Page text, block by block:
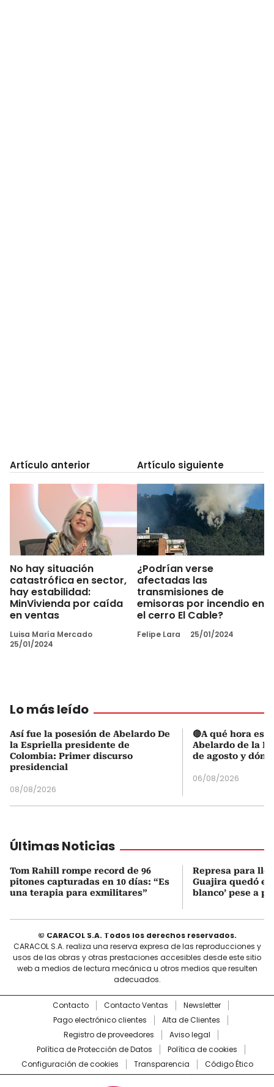
Artículo anterior
No hay situación
catastrófica en sector,
hay estabilidad:
MinVivienda por caída
en ventas
Luisa María Mercado
25/01/2024
Artículo siguiente
¿Podrían verse
afectadas las
transmisiones de
emisoras por incendio en
el cerro El Cable?
Felipe Lara 25/01/2024
Lo más leído
Así fue la posesión de Abelardo De
la Espriella presidente de
Colombia: Primer discurso
presidencial
08/08/2026
🔴A qué hora es
Abelardo de la
de agosto y
06/08/2026
Últimas Noticias
Tom Rahill rompe record de 96
pitones capturadas en 10 días: “Es
una terapia para exmilitares”
Represa para
Guajira quedó en
blanco’ pese a
© CARACOL S.A. Todos los derechos reservados.
CARACOL S.A. realiza una reserva expresa de las reproducciones y
usos de las obras y otras prestaciones accesibles desde este sitio
web a medios de lectura mecánica u otros medios que resulten
adecuados.
Contacto Contacto Ventas
Newsletter
Pago electrónico clientes
Alta de Clientes
Registro de proveedores
Aviso legal
Política de Protección de Datos
Política de cookies
Configuración de cookies
Transparencia Código Ético